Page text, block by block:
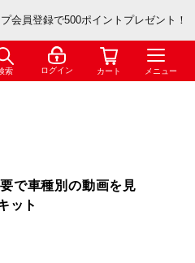
会員登録で500ポイントプレゼント！
索 ログイン カート メニュー
で車種別の動画を見
ット